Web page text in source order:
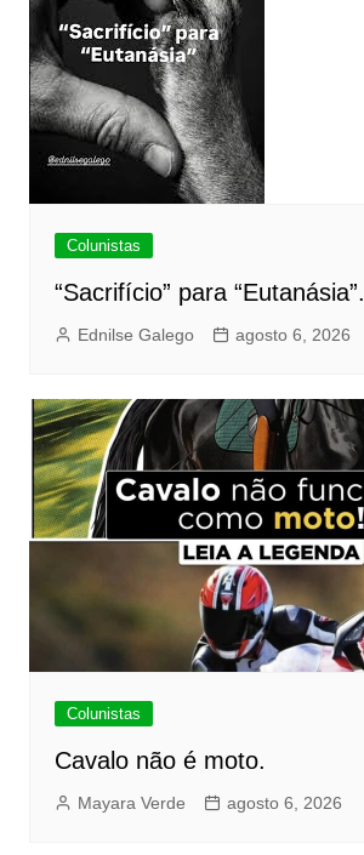
Colunistas
“Sacrifício” para “Eutanásia”.
Ednilse Galego agosto 6, 2026
Colunistas
Cavalo não é moto.
Mayara Verde agosto 6, 2026